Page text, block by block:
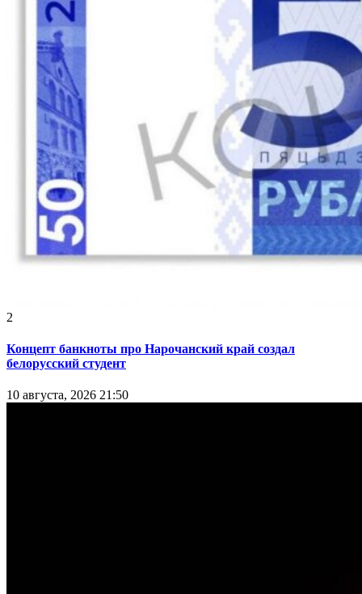
2
Концепт банкноты про Нарочанский край создал
белорусский студент
10 августа, 2026 21:50